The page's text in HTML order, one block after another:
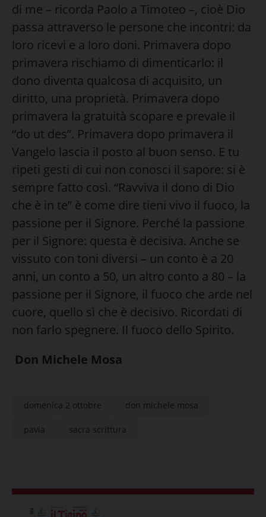
di me – ricorda Paolo a Timoteo –, cioè Dio
passa attraverso le persone che incontri: da
loro ricevi e a loro doni. Primavera dopo
primavera rischiamo di dimenticarlo: il
dono diventa qualcosa di acquisito, un
diritto, una proprietà. Primavera dopo
primavera la gratuità scopare e prevale il
“do ut des”. Primavera dopo primavera il
Vangelo lascia il posto al buon senso. E tu
ripeti gesti di cui non conosci il sapore: si è
sempre fatto così. “Ravviva il dono di Dio
che è in te” è come dire tieni vivo il fuoco, la
passione per il Signore. Perché la passione
per il Signore: questa è decisiva. Anche se
vissuto con toni diversi – un conto è a 20
anni, un conto a 50, un altro conto a 80 – la
passione per il Signore, il fuoco che arde nel
cuore, quello sì che è decisivo. Ricordati di
non farlo spegnere. Il fuoco dello Spirito.
Don Michele Mosa
domenica 2 ottobre don michele mosa
pavia sacra scrittura